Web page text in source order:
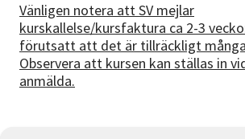
Vänligen notera att SV mejlar
kurskallelse/kursfaktura ca 2-3
förutsatt att det är tillräckligt
Observera att kursen kan ställas in
anmälda.